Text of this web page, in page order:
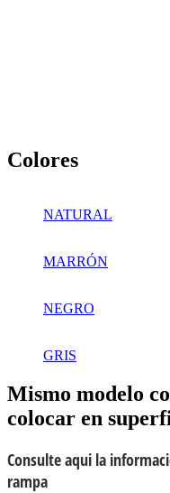
Colores
NATURAL
MARRÓN
NEGRO
GRIS
Mismo modelo
colocar en
Consulte aqui la
rampa